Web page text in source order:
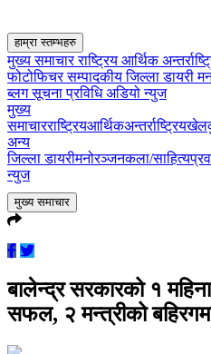
हाम्रा स्तम्भहरु
मुख्य समाचारराष्ट्रिय आर्थिक
फोटोफिचरसम्पादकीयजिल्ला डायरी
ब्लगसूचना प्रविधिअडियो न्युज
मुख्य
समाचारराष्ट्रियआर्थिकअन्तर्राष्ट्रिय
अन्य
जिल्ला डायरीमनोरञ्जनकला/साहित्य
न्युज
मुख्य समाचार
बालेन्द्र सरकारको १
सफल, २ मन्त्रीको